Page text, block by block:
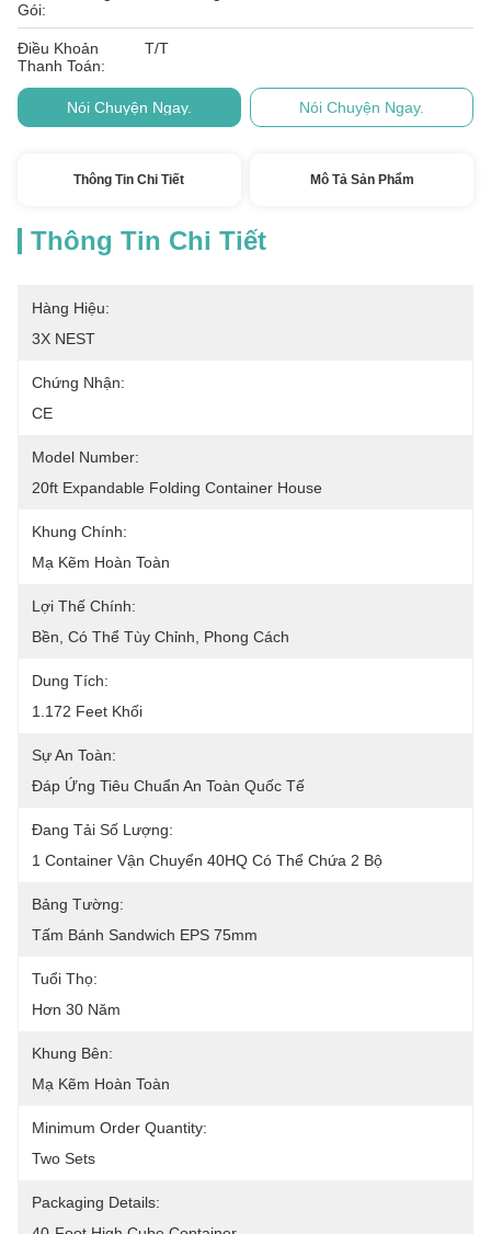
Gói:
Điều Khoản
Thanh Toán:
T/T
Nói Chuyện Ngay. Nói Chuyện Ngay.
Thông Tin Chi Tiết Mô Tả Sản Phẩm
Thông Tin Chi Tiết
Hàng Hiệu:
3X NEST
Chứng Nhận:
CE
Model Number:
20ft Expandable Folding Container House
Khung Chính:
Mạ Kẽm Hoàn Toàn
Lợi Thế Chính:
Bền, Có Thể Tùy Chỉnh, Phong Cách
Dung Tích:
1.172 Feet Khối
Sự An Toàn:
Đáp Ứng Tiêu Chuẩn An Toàn Quốc Tế
Đang Tải Số Lượng:
1 Container Vận Chuyển 40HQ Có Thể Chứa 2 Bộ
Bảng Tường:
Tấm Bánh Sandwich EPS 75mm
Tuổi Thọ:
Hơn 30 Năm
Khung Bên:
Mạ Kẽm Hoàn Toàn
Minimum Order Quantity:
Two Sets
Packaging Details: